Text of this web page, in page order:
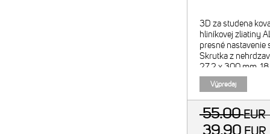
3D za studena
hliníkovej zliatiny
presné nastavenie
Skrutka z
27.2 x 300 mm,
zámku (offset),
Výpredaj
55.00EUR
39.90